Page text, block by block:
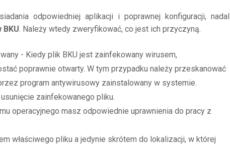
odpowiedniej aplikacji i poprawnej konfiguracji, nadal
. Należy wtedy zweryfikować, co jest ich przyczyną.
- Kiedy plik BKU jest zainfekowany wirusem,
poprawnie otwarty. W tym przypadku należy przeskanować
program antywirusowy zainstalowany w systemie.
zainfekowanego pliku.
operacyjnego masz odpowiednie uprawnienia do pracy z
właściwego pliku a jedynie skrótem do lokalizacji, w której